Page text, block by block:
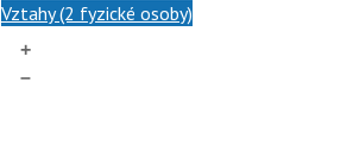
Vztahy (2 fyzické osoby)
+
–